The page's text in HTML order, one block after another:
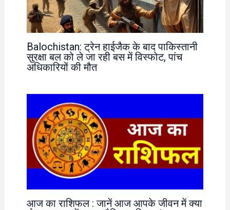
Balochistan: ट्रेन हाईजैक के बाद पाकिस्तानी
सुरक्षा बल को ले जा रही बस में विस्फोट, पांच
अधिकारियों की मौत
आज का राशिफल : जानें आज आपके जीवन में क्या